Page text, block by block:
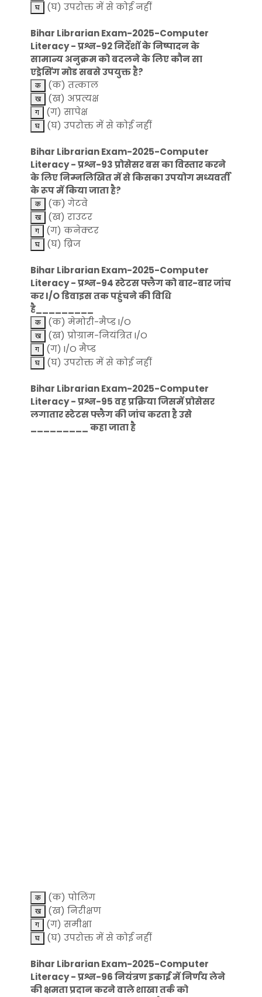
(घ) उपरोक्त में से कोई नहीं
Bihar Librarian Exam-2025-Computer
Literacy - प्रश्न-92 निर्देशों के निष्पादन के
सामान्य अनुक्रम को बदलने के लिए कौन सा
एड्रेसिंग मोड सबसे उपयुक्त है?
(क) तत्काल
(ख) अप्रत्यक्ष
(ग) सापेक्ष
(घ) उपरोक्त में से कोई नहीं
Bihar Librarian Exam-2025-Computer
Literacy - प्रश्न-93 प्रोसेसर बस का विस्तार करने
के लिए निम्नलिखित में से किसका उपयोग मध्यवर्ती
के रूप में किया जाता है?
(क) गेटवे
(ख) राउटर
(ग) कनेक्टर
(घ) ब्रिज
Bihar Librarian Exam-2025-Computer
Literacy - प्रश्न-94 स्टेटस फ्लैग को बार-बार जांच
कर I/O डिवाइस तक पहुंचने की विधि
है_________
(क) मेमोरी-मैप्ड I/O
(ख) प्रोग्राम-नियंत्रित I/O
(ग) I/O मैप्ड
(घ) उपरोक्त में से कोई नहीं
Bihar Librarian Exam-2025-Computer
Literacy - प्रश्न-95 वह प्रक्रिया जिसमें प्रोसेसर
लगातार स्टेटस फ्लैग की जांच करता है उसे
_________ कहा जाता है
(क) पोलिंग
(ख) निरीक्षण
(ग) समीक्षा
(घ) उपरोक्त में से कोई नहीं
Bihar Librarian Exam-2025-Computer
Literacy - प्रश्न-96 नियंत्रण इकाई में निर्णय लेने
की क्षमता प्रदान करने वाले शाखा तर्क को